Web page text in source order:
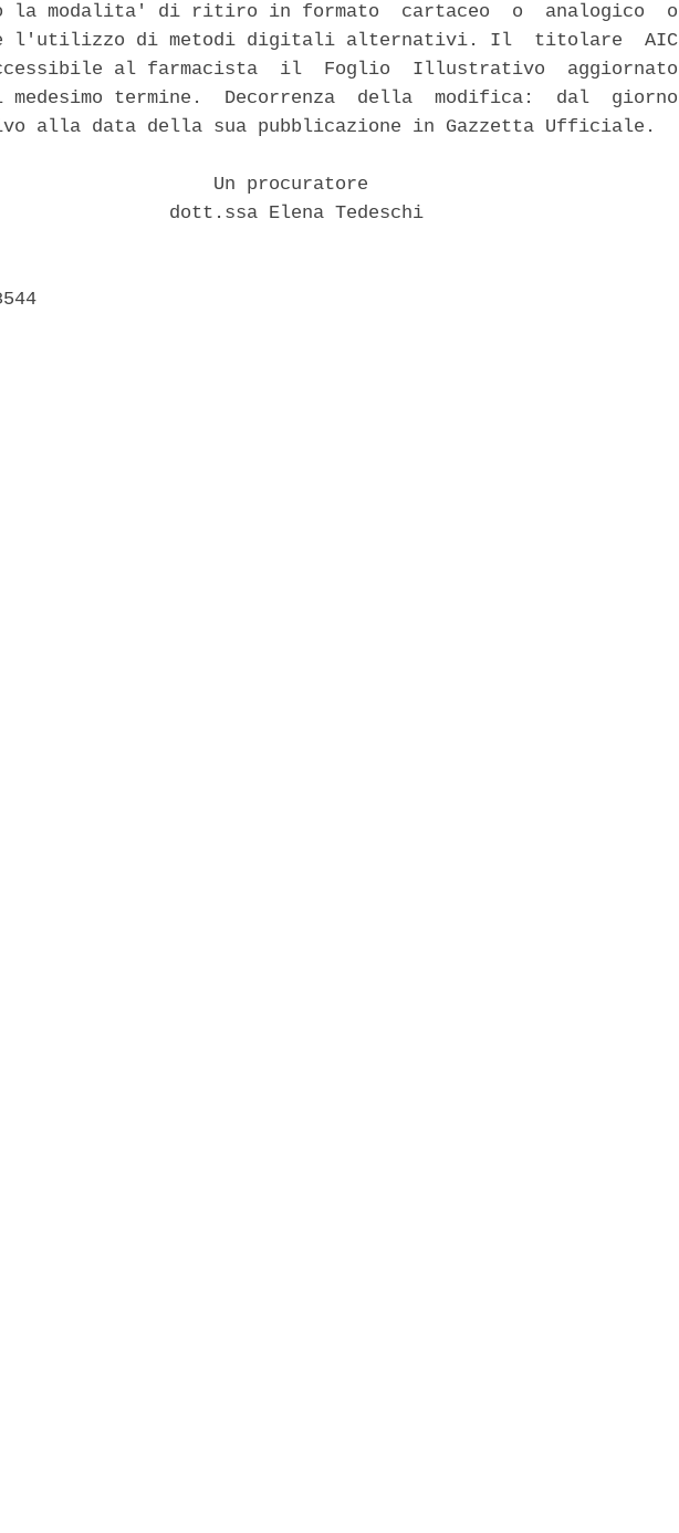
la modalita' di ritiro in formato  cartaceo  o  analogico  o
l'utilizzo di metodi digitali alternativi. Il  titolare  AIC
al farmacista  il  Foglio  Illustrativo  aggiornato
termine.  Decorrenza  della  modifica:  dal  giorno
alla data della sua pubblicazione in Gazzetta Ufficiale.
Un procuratore
dott.ssa Elena Tedeschi